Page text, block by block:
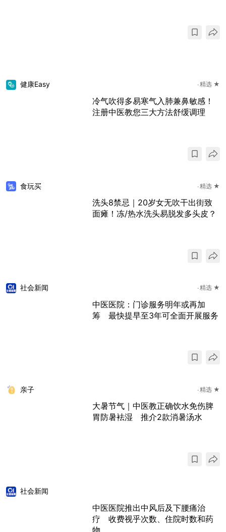
健康Easy 精选 ★
冷气吹得多易寒气入肺兼鼻敏感！
注册中医教您三大方法舒缓调理
食玩买 精选 ★
洗头8禁忌｜20岁女无吹干出街致
面瘫！冻/热水洗头易脱发多头皮？
社会新闻 精选 ★
中医医院：门诊服务明年或再加
筹 最快提早至3年可全面开展服务
亲子 精选 ★
大暑节气｜中医教正确饮水免伤脾
胃防暑袪湿 推介2款消暑汤水
社会新闻
中医医院推出中风后及下腰痛治
疗 收费视乎次数、住院时数和药
物